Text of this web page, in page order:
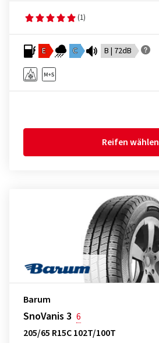
(1)
E C B | 72dB
Reifen wählen
Barum
SnoVanis 3 6
205/65 R15C 102T/100T